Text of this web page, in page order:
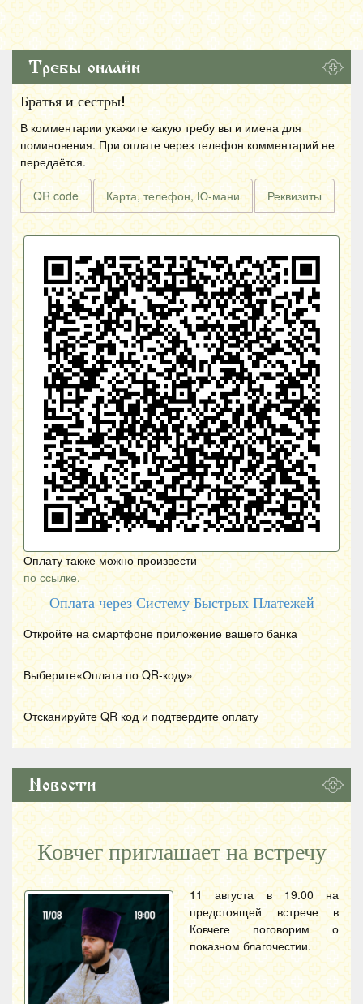
Требы онлайн
Братья и сестры!
В комментарии укажите какую требу вы и имена для
поминовения. При оплате через телефон комментарий не
передаётся.
QR code Карта, телефон, Ю-мани Реквизиты
Оплату также можно произвести
по ссылке.
Оплата через Систему Быстрых Платежей
Откройте на смартфоне приложение вашего банка
Выберите«Оплата по QR-коду»
Отсканируйте QR код и подтвердите оплату
Новости
Ковчег приглашает на встречу
11 августа в 19.00 на
предстоящей встрече в
Ковчеге поговорим о
показном благочестии.